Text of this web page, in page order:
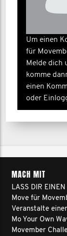
Um einen
für
Melde dich
komme
einen
oder
MACH MIT
LASS DIR
Move für
Veranstalte
Mo Your Own
Movember